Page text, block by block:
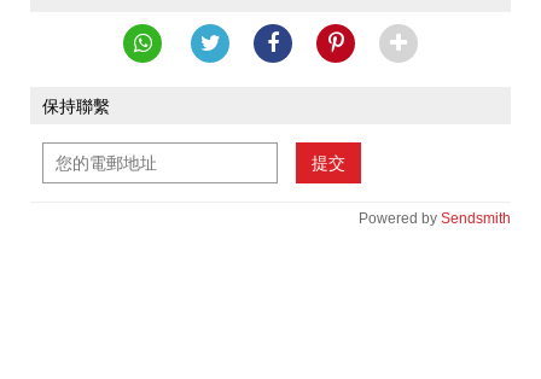
保持聯繫
提交
Powered by Sendsmith